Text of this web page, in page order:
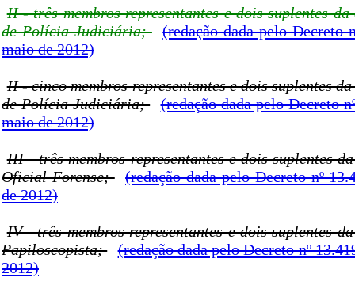
II - três membros representantes e dois suplentes
de Polícia Judiciária;
(redação dada pelo Decreto
maio de 2012)
II - cinco membros representantes e dois suplentes
de Polícia Judiciária;
(redação dada pelo Decreto
maio de 2012)
III - três membros representantes e dois suplentes
Oficial Forense;
(redação dada pelo Decreto nº
de 2012)
IV - três membros representantes e dois suplentes
Papiloscopista;
(redação dada pelo Decreto nº
2012)